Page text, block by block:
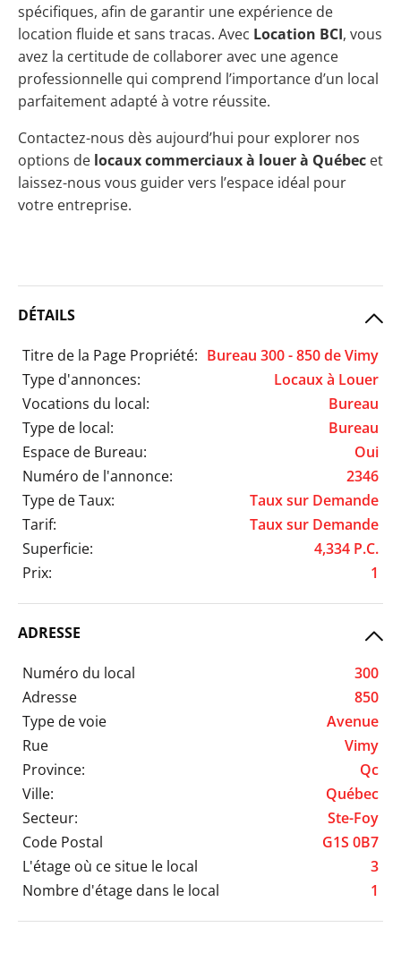
spécifiques, afin de garantir une expérience de
location fluide et sans tracas. Avec Location BCI, vous
avez la certitude de collaborer avec une agence
professionnelle qui comprend l’importance d’un local
parfaitement adapté à votre réussite.
Contactez-nous dès aujourd’hui pour explorer nos
options de locaux commerciaux à louer à Québec et
laissez-nous vous guider vers l’espace idéal pour
votre entreprise.
DÉTAILS
Titre de la Page Propriété: Bureau 300 - 850 de Vimy
Type d'annonces:
Locaux à Louer
Vocations du local:
Bureau
Type de local:
Bureau
Espace de Bureau:
Oui
Numéro de l'annonce:
2346
Type de Taux:
Taux sur Demande
Tarif:
Taux sur Demande
Superficie:
4,334 P.C.
Prix:
1
ADRESSE
Numéro du local
300
Adresse
850
Type de voie
Avenue
Rue
Vimy
Province:
Qc
Ville:
Québec
Secteur:
Ste-Foy
Code Postal
G1S 0B7
L'étage où ce situe le local
3
Nombre d'étage dans le local
1